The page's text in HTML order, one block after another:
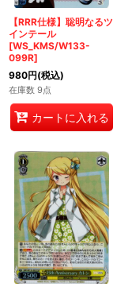
【RRR仕様】聡明なるツ
インテール
[WS_KMS/W133-
099R]
980円(税込)
在庫数 9点
カートに入れる